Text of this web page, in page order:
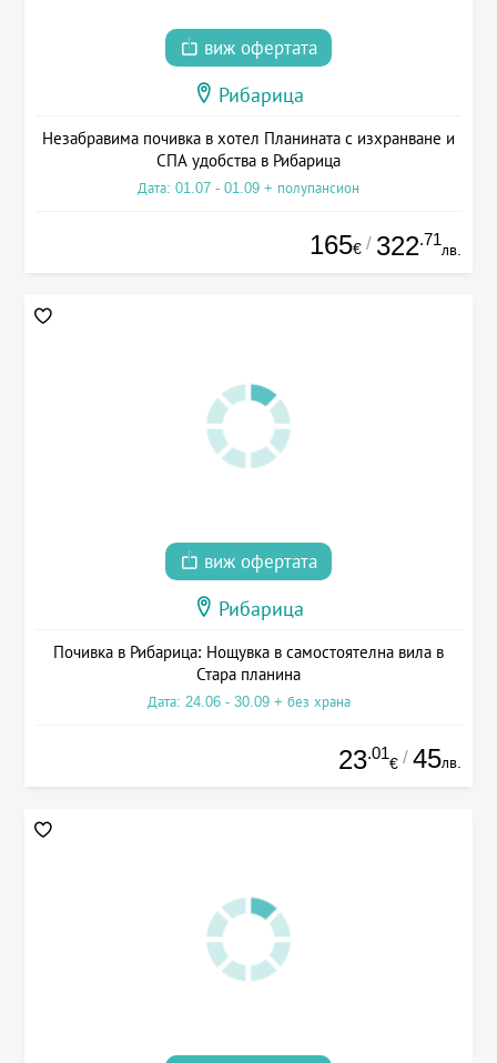
виж офертата
Рибарица
Незабравима почивка в хотел Планината с изхранване и
СПА удобства в Рибарица
Дата: 01.07 - 01.09 + полупансион
165€ / 322.71
лв.
виж офертата
Рибарица
Почивка в Рибарица: Нощувка в самостоятелна вила в
Стара планина
Дата: 24.06 - 30.09 + без храна
23.01
€ / 45лв.